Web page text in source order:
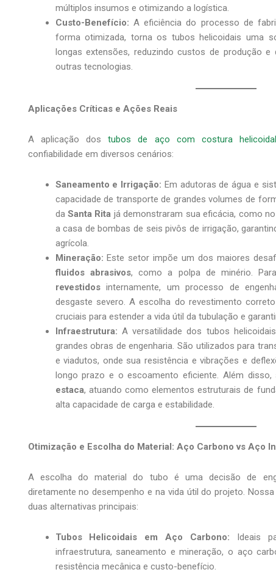
múltiplos insumos e otimizando a logística.
Custo-Benefício: A eficiência do processo de
forma otimizada, torna os tubos helicoidais uma
longas extensões, reduzindo custos de produção
outras tecnologias.
Aplicações Críticas e Ações Reais
A aplicação dostubos de aço com costura helicoidal
confiabilidade em diversos cenários:
Saneamento e Irrigação: Em adutoras de água e
capacidade de transporte de grandes volumes de
da Santa Rita já demonstraram sua eficácia, como
a casa de bombas de seis pivôs de irrigação,
agrícola.
Mineração: Este setor impõe um dos maiores
fluidos abrasivos, como a polpa de minério.
revestidosinternamente, um processo de
desgaste severo. A escolha do revestimento
cruciais para estender a vida útil da tubulação e
Infraestrutura: A versatilidade dos tubos
grandes obras de engenharia. São utilizados para
e viadutos, onde sua resistência e vibrações e
longo prazo e o escoamento eficiente. Além
estaca, atuando como elementos estruturais de
alta capacidade de carga e estabilidade.
Otimização e Escolha do Material: Aço Carbono vs Aço
A escolha do material do tubo é uma decisão de
diretamente no desempenho e na vida útil do projeto.
duas alternativas principais:
Tubos Helicoidais em Aço Carbono: Ideais
infraestrutura, saneamento e mineração, o aço
resistência mecânica e custo-benefício.